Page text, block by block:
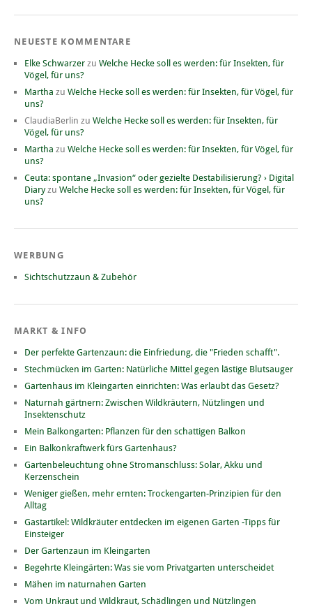
NEUESTE KOMMENTARE
Elke Schwarzer zu Welche Hecke soll es werden: für Insekten, für
Vögel, für uns?
Martha zu Welche Hecke soll es werden: für Insekten, für Vögel, für
uns?
ClaudiaBerlin zu Welche Hecke soll es werden: für Insekten, für
Vögel, für uns?
Martha zu Welche Hecke soll es werden: für Insekten, für Vögel, für
uns?
Ceuta: spontane „Invasion“ oder gezielte Destabilisierung? › Digital
Diaryzu Welche Hecke soll es werden: für Insekten, für Vögel, für
uns?
WERBUNG
Sichtschutzzaun & Zubehör
MARKT & INFO
Der perfekte Gartenzaun: die Einfriedung, die "Frieden schafft".
Stechmücken im Garten: Natürliche Mittel gegen lästige Blutsauger
Gartenhaus im Kleingarten einrichten: Was erlaubt das Gesetz?
Naturnah gärtnern: Zwischen Wildkräutern, Nützlingen und
Insektenschutz
Mein Balkongarten: Pflanzen für den schattigen Balkon
Ein Balkonkraftwerk fürs Gartenhaus?
Gartenbeleuchtung ohne Stromanschluss: Solar, Akku und
Kerzenschein
Weniger gießen, mehr ernten: Trockengarten-Prinzipien für den
Alltag
Gastartikel: Wildkräuter entdecken im eigenen Garten -Tipps für
Einsteiger
Der Gartenzaun im Kleingarten
Begehrte Kleingärten: Was sie vom Privatgarten unterscheidet
Mähen im naturnahen Garten
Vom Unkraut und Wildkraut, Schädlingen und Nützlingen